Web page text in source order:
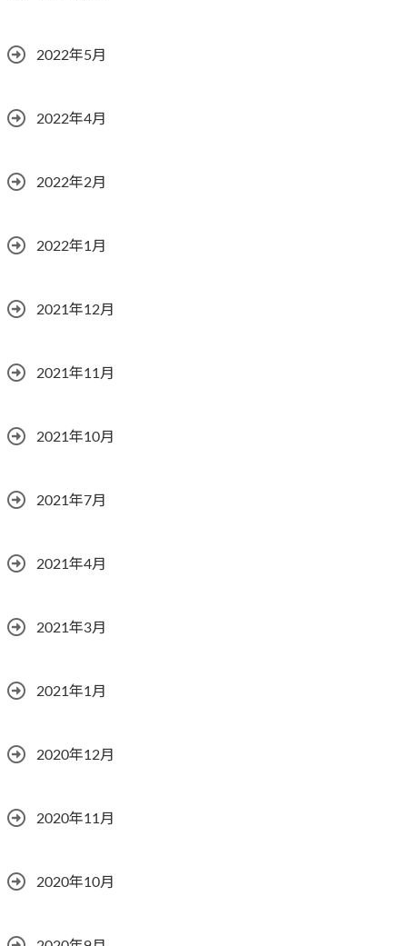
2022年5月
2022年4月
2022年2月
2022年1月
2021年12月
2021年11月
2021年10月
2021年7月
2021年4月
2021年3月
2021年1月
2020年12月
2020年11月
2020年10月